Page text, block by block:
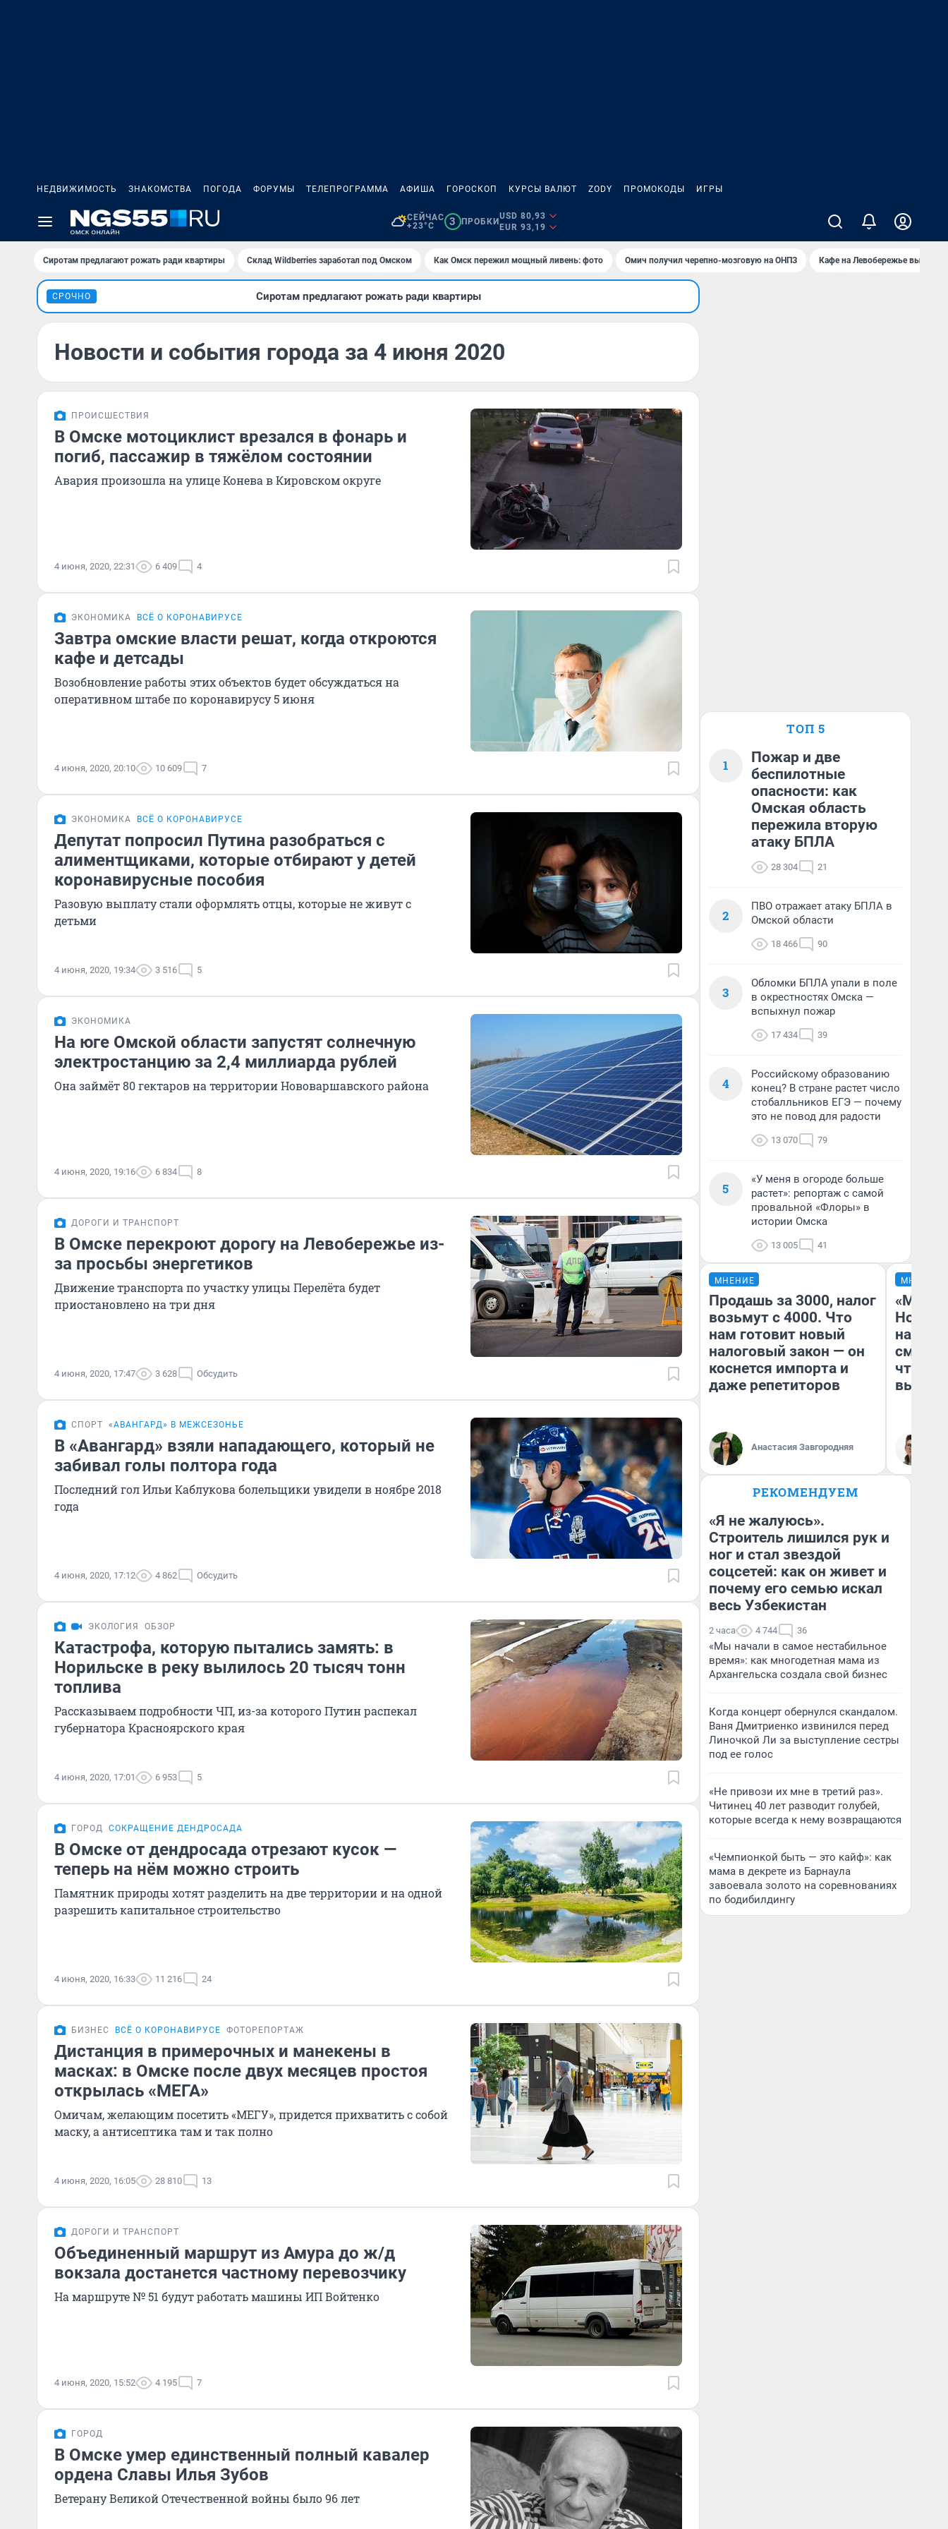
НЕДВИЖИМОСТЬ ЗНАКОМСТВА ПОГОДА ФОРУМЫ ТЕЛЕПРОГРАММА АФИША ГОРОСКОП КУРСЫ ВАЛЮТ ZODY ПРОМОКОДЫ ИГРЫ
СЕЙЧАС
+23°C
3 ПРОБКИ
USD 80,93
EUR 93,19
Сиротам предлагают рожать ради квартиры Склад Wildberries заработал под Омском Как Омск пережил мощный ливень: фото Омич получил черепно-мозговую на ОНПЗ Кафе на Левобережье
СРОЧНО Сиротам предлагают рожать ради квартиры
Новости и события города за 4 июня 2020
ПРОИСШЕСТВИЯ
В Омске мотоциклист врезался в фонарь и
погиб, пассажир в тяжёлом состоянии
Авария произошла на улице Конева в Кировском округе
4 июня, 2020, 22:31 6 409 4
ЭКОНОМИКА ВСЁ О КОРОНАВИРУСЕ
Завтра омские власти решат, когда откроются
кафе и детсады
Возобновление работы этих объектов будет обсуждаться на
оперативном штабе по коронавирусу 5 июня
4 июня, 2020, 20:10 10 609 7
ЭКОНОМИКА ВСЁ О КОРОНАВИРУСЕ
Депутат попросил Путина разобраться с
алиментщиками, которые отбирают у детей
коронавирусные пособия
Разовую выплату стали оформлять отцы, которые не живут с
детьми
4 июня, 2020, 19:34 3 516 5
ЭКОНОМИКА
На юге Омской области запустят солнечную
электростанцию за 2,4 миллиарда рублей
Она займёт 80 гектаров на территории Нововаршавского района
4 июня, 2020, 19:16 6 834 8
ДОРОГИ И ТРАНСПОРТ
В Омске перекроют дорогу на Левобережье из-
за просьбы энергетиков
Движение транспорта по участку улицы Перелёта будет
приостановлено на три дня
4 июня, 2020, 17:47 3 628 Обсудить
СПОРТ «АВАНГАРД» В МЕЖСЕЗОНЬЕ
В «Авангард» взяли нападающего, который не
забивал голы полтора года
Последний гол Ильи Каблукова болельщики увидели в ноябре 2018
года
4 июня, 2020, 17:12 4 862 Обсудить
ЭКОЛОГИЯ ОБЗОР
Катастрофа, которую пытались замять: в
Норильске в реку вылилось 20 тысяч тонн
топлива
Рассказываем подробности ЧП, из-за которого Путин распекал
губернатора Красноярского края
4 июня, 2020, 17:01 6 953 5
ГОРОД СОКРАЩЕНИЕ ДЕНДРОСАДА
В Омске от дендросада отрезают кусок —
теперь на нём можно строить
Памятник природы хотят разделить на две территории и на одной
разрешить капитальное строительство
4 июня, 2020, 16:33 11 216 24
БИЗНЕС ВСЁ О КОРОНАВИРУСЕ ФОТОРЕПОРТАЖ
Дистанция в примерочных и манекены в
масках: в Омске после двух месяцев простоя
открылась «МЕГА»
Омичам, желающим посетить «МЕГУ», придется прихватить с собой
маску, а антисептика там и так полно
4 июня, 2020, 16:05 28 810 13
ДОРОГИ И ТРАНСПОРТ
Объединенный маршрут из Амура до ж/д
вокзала достанется частному перевозчику
На маршруте № 51 будут работать машины ИП Войтенко
4 июня, 2020, 15:52 4 195 7
ГОРОД
В Омске умер единственный полный кавалер
ордена Славы Илья Зубов
Ветерану Великой Отечественной войны было 96 лет
ТОП 5
1
Пожар и две
беспилотные
опасности: как
Омская область
пережила вторую
атаку БПЛА
28 304 21
2
ПВО отражает атаку БПЛА в
Омской области
18 466 90
3
Обломки БПЛА упали в поле
в окрестностях Омска —
вспыхнул пожар
17 434 39
4
Российскому образованию
конец? В стране растет число
стобалльников ЕГЭ — почему
это не повод для радости
13 070 79
5
«У меня в огороде больше
растет»: репортаж с самой
провальной «Флоры» в
истории Омска
13 005 41
МНЕНИЕ
Продашь за 3000, налог
возьмут с 4000. Что
нам готовит новый
налоговый закон — он
коснется импорта и
даже репетиторов
Анастасия Завгородняя
МНЕНИЕ
«Мы
чтобы
РЕКОМЕНДУЕМ
«Я не жалуюсь».
Строитель лишился рук и
ног и стал звездой
соцсетей: как он живет и
почему его семью искал
весь Узбекистан
2 часа 4 744 36
«Мы начали в самое нестабильное
время»: как многодетная мама из
Архангельска создала свой бизнес
Когда концерт обернулся скандалом.
Ваня Дмитриенко извинился перед
Линочкой Ли за выступление сестры
под ее голос
«Не привози их мне в третий раз».
Читинец 40 лет разводит голубей,
которые всегда к нему возвращаются
«Чемпионкой быть — это кайф»: как
мама в декрете из Барнаула
завоевала золото на соревнованиях
по бодибилдингу